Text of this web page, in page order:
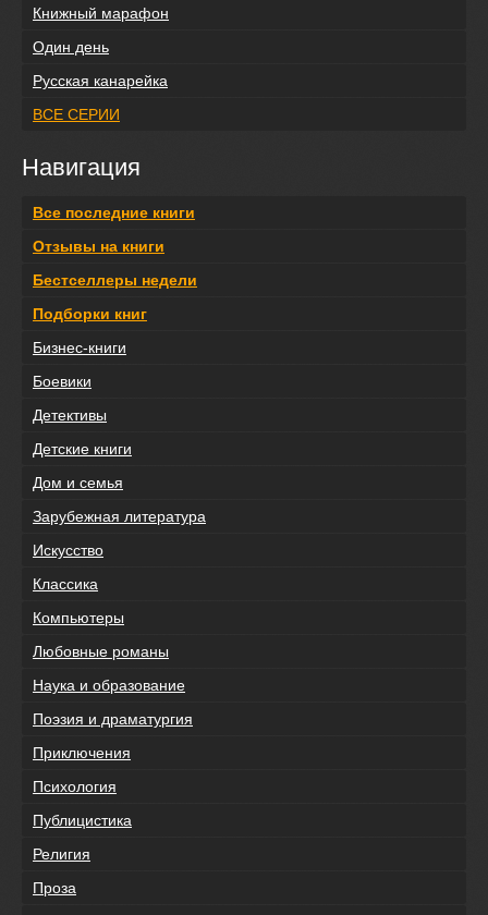
Книжный марафон
Один день
Русская канарейка
ВСЕ СЕРИИ
Навигация
Все последние книги
Отзывы на книги
Бестселлеры недели
Подборки книг
Бизнес-книги
Боевики
Детективы
Детские книги
Дом и семья
Зарубежная литература
Искусство
Классика
Компьютеры
Любовные романы
Наука и образование
Поэзия и драматургия
Приключения
Психология
Публицистика
Религия
Проза